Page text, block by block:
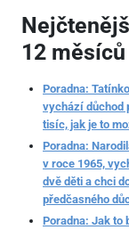
12 měsíců
Poradna:
vychází důchod
tisíc, jak je to
Poradna:
v roce 1965,
dvě děti a chci
předčasného
Poradna: Jak to